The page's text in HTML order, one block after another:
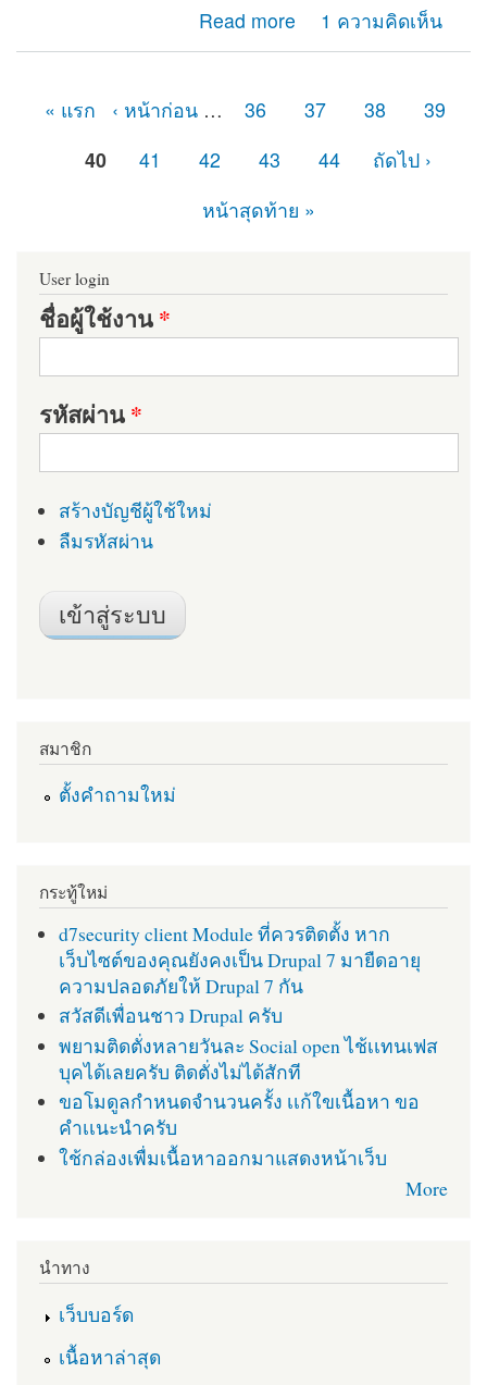
Read more
about คนทั่วไปเปิดเว็บได้ แต่ไม่แสดงเนื้อหา Content ต้อง
แก้ยังไงครับ
1 ความคิดเห็น
« แรก ‹ หน้าก่อน … 36 37 38
39
40
41 42 43 44
ถัดไป ›
หน้าสุดท้าย »
User login
ชื่อผู้ใช้งาน*
รหัสผ่าน*
สร้างบัญชีผู้ใช้ใหม่
ลืมรหัสผ่าน
สมาชิก
ตั้งคำถามใหม่
กระทู้ใหม่
d7security client Module ที่ควรติดตั้ง หาก
เว็บไซต์ของคุณยังคงเป็น Drupal 7 มายืดอายุ
ความปลอดภัยให้ Drupal 7 กัน
สวัสดีเพื่อนชาว Drupal ครับ
พยามติดตั่งหลายวันละ Social open ไช้เเทนเฟส
บุคได้เลยครับ ติดตั่งไม่ได้สักที
ขอโมดูลกำหนดจำนวนครั้ง เเก้ใขเนื้อหา ขอ
คำเเนะนำครับ
ใช้กล่องเพื่มเนื้อหาออกมาแสดงหน้าเว็บ
More
นำทาง
เว็บบอร์ด
เนื้อหาล่าสุด